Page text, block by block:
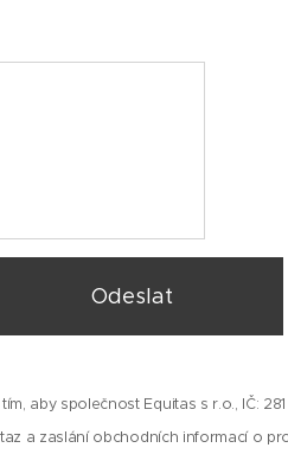
Odeslat
aby společnost Equitas s r.o., IČ:
a zaslání obchodních informací o